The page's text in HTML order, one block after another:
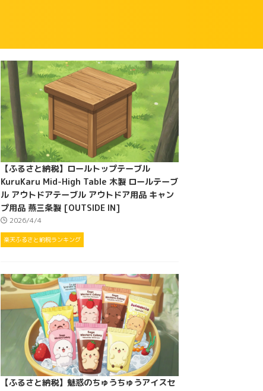
【ふるさと納税】ロールトップテーブル
KuruKaru Mid-High Table 木製 ロールテーブ
ル アウトドアテーブル アウトドア用品 キャン
プ用品 燕三条製 [OUTSIDE IN]
2026/4/4
楽天ふるさと納税ランキング
【ふるさと納税】魅惑のちゅうちゅうアイスセ